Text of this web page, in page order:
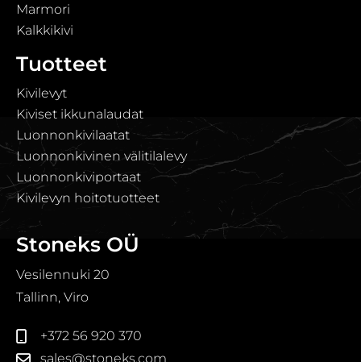
Marmori
Kalkkikivi
Tuotteet
Kivilevyt
Kiviset ikkunalaudat
Luonnonkivilaatat
Luonnonkivinen välitilalevy
Luonnonkiviportaat
Kivilevyn hoitotuotteet
Stoneks OÜ
Vesilennuki 20
Tallinn, Viro
+372 56 920 370
sales@stoneks.com